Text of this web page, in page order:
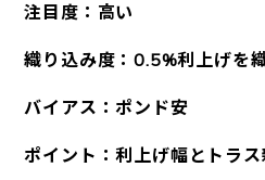
注目度：高い
織り込み度：0.5%利上げを
バイアス：ポンド安
ポイント：利上げ幅とトラ